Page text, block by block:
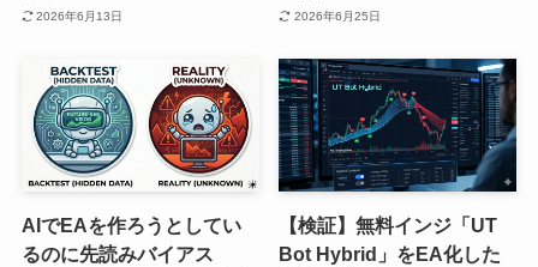
2026年6月13日 2026年6月25日
AIでEAを作ろうとしてい
るのに先読みバイアス
【検証】無料インジ「UT
Bot Hybrid」をEA化した